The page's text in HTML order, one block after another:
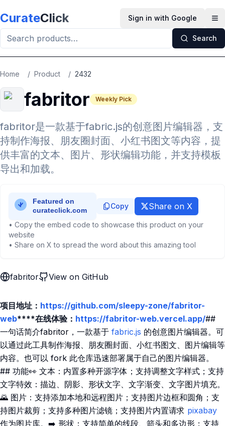
CurateClick Sign in with Google
Search
Home / Product / 2432
fabritor Weekly Pick
fabritor是一款基于fabric.js的创意图片编辑器，支
持制作海报、朋友圈封面、小红书图文等内容，提
供丰富的文本、图片、形状编辑功能，并支持模板
导出和加载。
Copy Share on X
• Copy the embed code to showcase this product on your
website
• Share on X to spread the word about this amazing tool
fabritor View on GitHub
项目地址： https://github.com/sleepy-zone/fabritor-
web****在线体验： https://fabritor-web.vercel.app/##
一句话简介fabritor，一款基于 fabric.js 的创意图片编辑器。可
以通过此工具制作海报、朋友圈封面、小红书图文、图片编辑等
内容。也可以 fork 此仓库迅速部署属于自己的图片编辑器。
## 功能👀 文本：内置多种开源字体；支持调整文字样式；支持
文字特效：描边、阴影、形状文字、文字渐变、文字图片填充。
🌄 图片：支持添加本地和远程图片；支持图片边框和圆角；支
持图片裁剪；支持多种图片滤镜；支持图片内置请求 pixabay
作为图片库。➡️ 形状：支持简单的线段、箭头和多边形；支持